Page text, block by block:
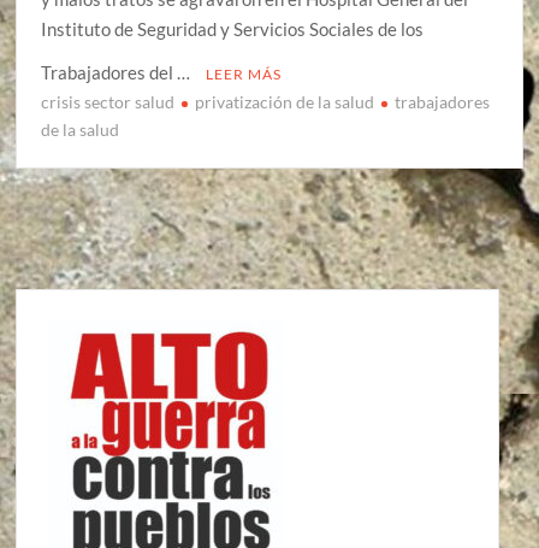
Instituto de Seguridad y Servicios Sociales de los
Trabajadores del …
LEER MÁS
crisis sector salud privatización de la salud
trabajadores
de la salud